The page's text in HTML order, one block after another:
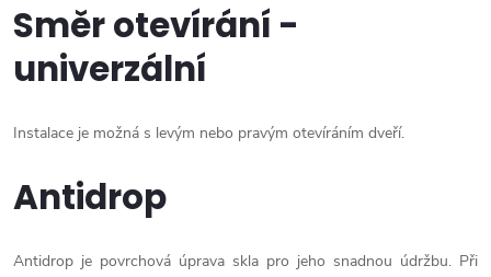
Směr otevírání -
univerzální
Instalace je možná s levým nebo pravým otevíráním dveří.
Antidrop
Antidrop je povrchová úprava skla pro jeho snadnou údržbu. Při